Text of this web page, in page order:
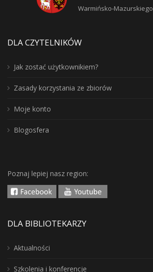
Warmińsko-Mazurskiego
DLA CZYTELNIKÓW
Jak zostać użytkownikiem?
Zasady korzystania ze zbiorów
Moje konto
Blogosfera
Poznaj lepiej nasz region:
DLA BIBLIOTEKARZY
Aktualności
Szkolenia i konferencje